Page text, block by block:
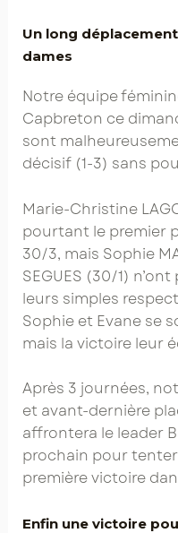
Un long
dames
Notre équipe
Capbreton ce
sont
décisif (1-3) sans
Marie-Christine
pourtant le premier
30/3, mais Sophie
SEGUES (30/1)
leurs simples
Sophie et Evane se
mais la victoire leur
Après 3 journées,
et avant-dernière
affrontera le leader
prochain pour
première victoire
Enfin une victoire